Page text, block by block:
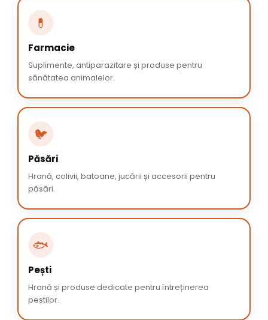
💊
Farmacie
Suplimente, antiparazitare și produse pentru
sănătatea animalelor.
🐦
Păsări
Hrană, colivii, batoane, jucării și accesorii pentru
păsări.
🐟
Pești
Hrană și produse dedicate pentru întreținerea
peștilor.